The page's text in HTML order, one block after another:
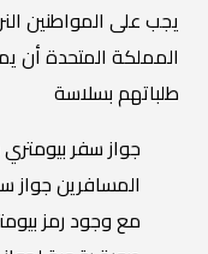
يجب على المواطنين
المملكة المتحدة أن
طلباتهم بسلاسة
جواز سفر
المسافرين جواز
مع وجود رمز